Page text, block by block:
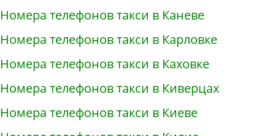
Номера телефонов такси в Каневе
Номера телефонов такси в Карловке
Номера телефонов такси в Каховке
Номера телефонов такси в Киверцах
Номера телефонов такси в Киеве